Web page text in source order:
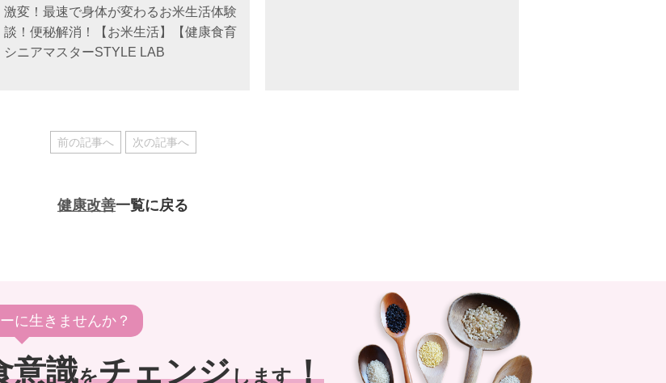
激変！最速で身体が変わるお米生活体験
談！便秘解消！【お米生活】【健康食育
シニアマスターSTYLE LAB
前の記事へ 次の記事へ
健康改善一覧に戻る
に生きませんか？
意識をチェンジします！